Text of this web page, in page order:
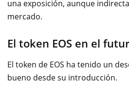
una exposición, aunque
mercado.
El token EOS en el
El token de EOS ha tenido un
bueno desde su introducción.